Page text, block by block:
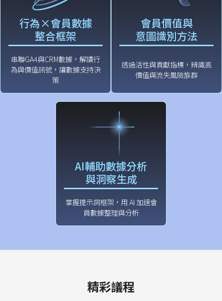
行為×會員數據
整合框架
串聯GA4與CRM數據，解讀行
為與價值訊號，讓數據支持決
策
會員價值與
意圖識別方法
透過活性與貢獻指標，辨識高
價值與流失風險族群
AI輔助數據分析
與洞察生成
掌握提示詞框架，用 AI 加速會
員數據整理與分析
精彩議程